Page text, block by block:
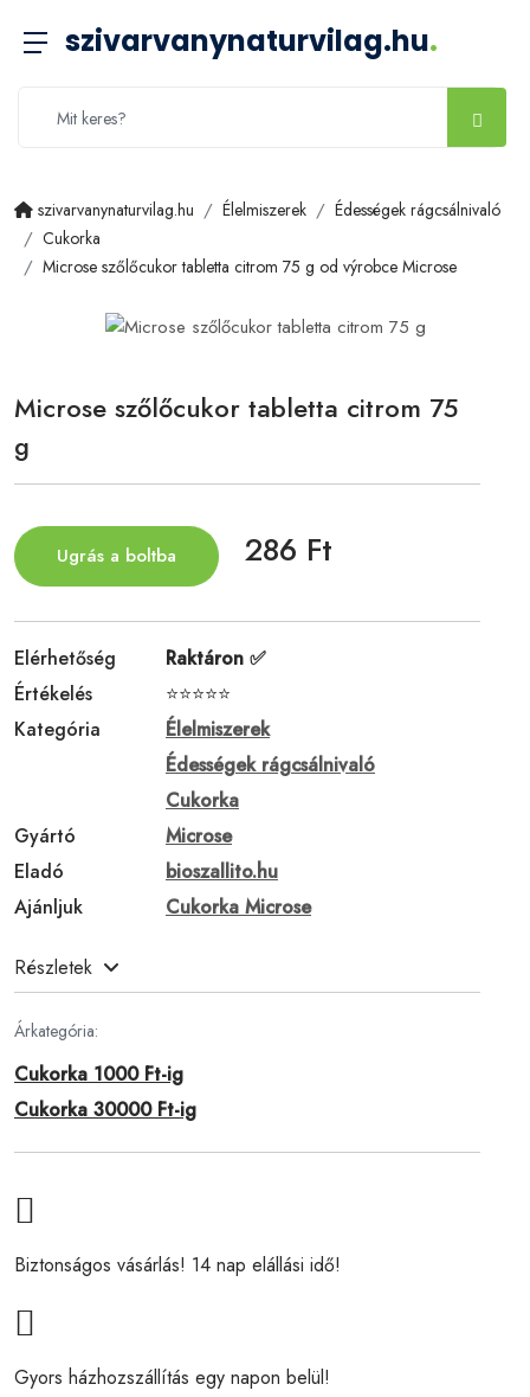
szivarvanynaturvilag.hu.
szivarvanynaturvilag.hu Élelmiszerek
Édességek rágcsálnivaló
Cukorka
Microse szőlőcukor tabletta citrom 75 g od výrobce Microse
Microse szőlőcukor tabletta citrom 75
g
Ugrás a boltba 286 Ft
Elérhetőség
Raktáron ✅
Értékelés
⭐⭐⭐⭐⭐
Kategória
Élelmiszerek
Édességek rágcsálnivaló
Cukorka
Gyártó
Microse
Eladó
bioszallito.hu
Ajánljuk
Cukorka Microse
Részletek
Árkategória:
Cukorka 1000 Ft-ig
Cukorka 30000 Ft-ig
Biztonságos vásárlás! 14 nap elállási idő!
Gyors házhozszállítás egy napon belül!